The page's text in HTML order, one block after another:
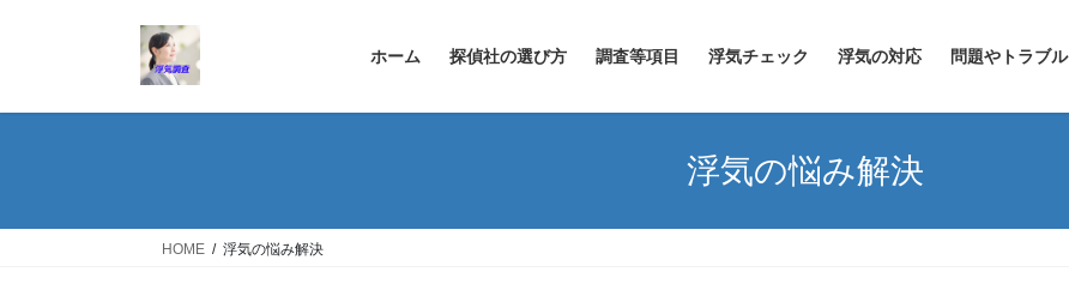
ホーム 探偵社の選び方 調査等項目 浮気チェック 浮気の対応 問題やトラブル
浮気の悩み解決
HOME 浮気の悩み解決